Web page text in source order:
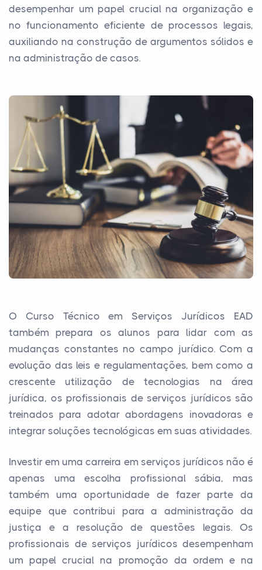
desempenhar um papel crucial na organização e
no funcionamento eficiente de processos legais,
auxiliando na construção de argumentos sólidos e
na administração de casos.
O Curso Técnico em Serviços Jurídicos EAD
também prepara os alunos para lidar com as
mudanças constantes no campo jurídico. Com a
evolução das leis e regulamentações, bem como a
crescente utilização de tecnologias na área
jurídica, os profissionais de serviços jurídicos são
treinados para adotar abordagens inovadoras e
integrar soluções tecnológicas em suas atividades.
Investir em uma carreira em serviços jurídicos não é
apenas uma escolha profissional sábia, mas
também uma oportunidade de fazer parte da
equipe que contribui para a administração da
justiça e a resolução de questões legais. Os
profissionais de serviços jurídicos desempenham
um papel crucial na promoção da ordem e na